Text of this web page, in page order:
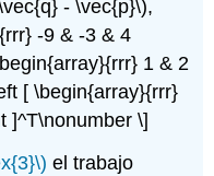
- \vec{p}\),
-9 & -3 & 4
1 & 2
[ \begin{array}{rrr}
]^T\nonumber \]
el trabajo